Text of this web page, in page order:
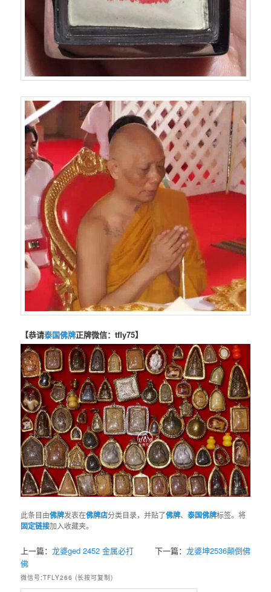
【恭请泰国佛牌正牌微信：tfly75】
此条目由佛牌发表在佛牌店分类目录，并贴了佛牌、泰国佛牌标签。将
固定链接加入收藏夹。
上一篇：龙婆ged 2452 金属必打
佛
下一篇： 龙婆坤2536颠倒佛
微信号:TFLY266 (长按可复制)